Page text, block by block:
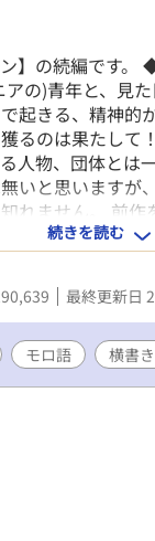
】の続編です。
の)青年と、見
起きる、精神的
るのは果たして
人物、団体とは
いと思いますが
れません。 前作
表現があるかと思
品ですが、楽し
続きを読む
最終更新日
モロ語 横書